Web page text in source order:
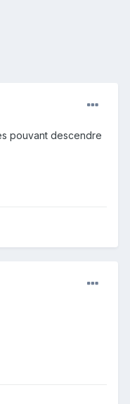
pouvant descendre